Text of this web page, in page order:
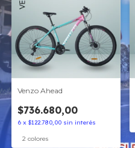
Venzo Ahead
$736.680,00
6 x $122.780,00 sin interés
2 colores